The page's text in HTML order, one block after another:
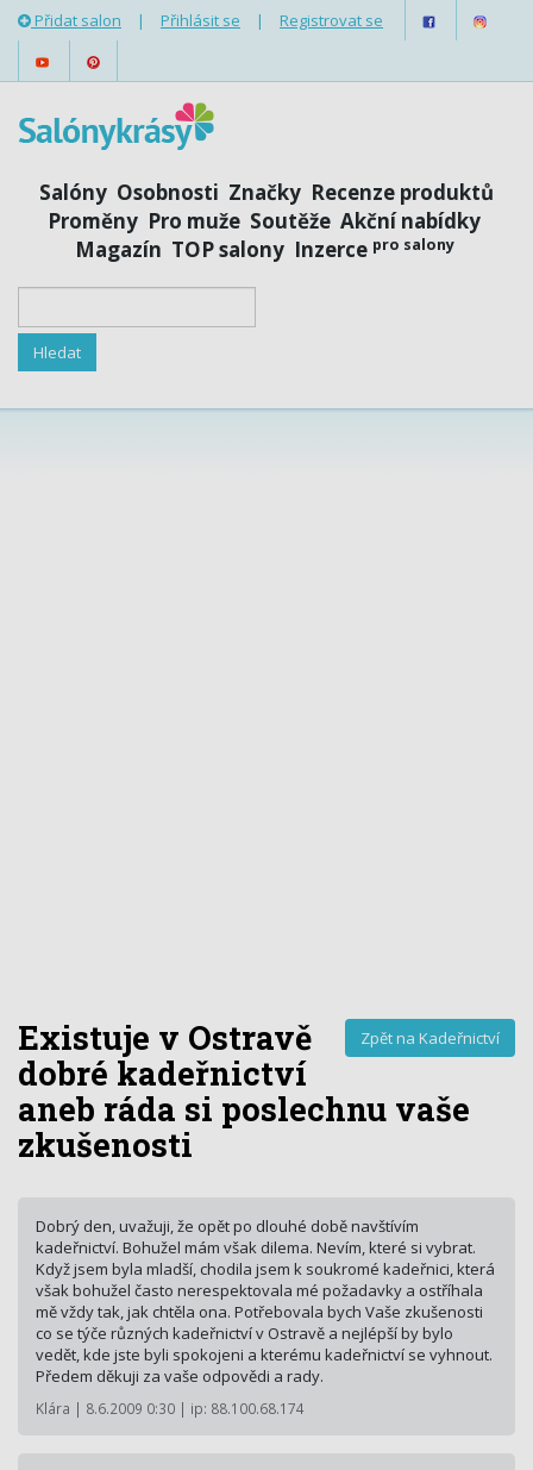
Přidat salon | Přihlásit se | Registrovat se
Salóny Osobnosti Značky Recenze produktů
Proměny Pro muže Soutěže Akční nabídky
Magazín TOP salony Inzerce pro salony
Zpět na Kadeřnictví
Existuje v Ostravě
dobré kadeřnictví
aneb ráda si poslechnu vaše
zkušenosti
Dobrý den, uvažuji, že opět po dlouhé době navštívím
kadeřnictví. Bohužel mám však dilema. Nevím, které si vybrat.
Když jsem byla mladší, chodila jsem k soukromé kadeřnici, která
však bohužel často nerespektovala mé požadavky a ostříhala
mě vždy tak, jak chtěla ona. Potřebovala bych Vaše zkušenosti
co se týče různých kadeřnictví v Ostravě a nejlépší by bylo
vedět, kde jste byli spokojeni a kterému kadeřnictví se vyhnout.
Předem děkuji za vaše odpovědi a rady.
Klára | 8.6.2009 0:30 | ip: 88.100.68.174